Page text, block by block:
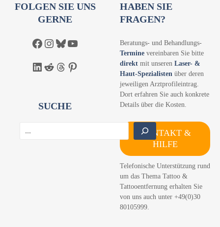
FOLGEN SIE UNS
GERNE
Facebook Instagram Bluesky YouTube
LinkedIn Reddit Threads Pinterest
SUCHE
HABEN SIE
FRAGEN?
Beratungs- und Behandlungs-
Termine vereinbaren Sie bitte
direkt mit unseren Laser- &
Haut-Spezialisten über deren
jeweiligen Arztprofileintrag.
Dort erfahren Sie auch konkrete
Details über die Kosten.
KONTAKT &
HILFE
Telefonische Unterstützung rund
um das Thema Tattoo &
Tattooentfernung erhalten Sie
von uns auch unter +49(0)30
80105999.